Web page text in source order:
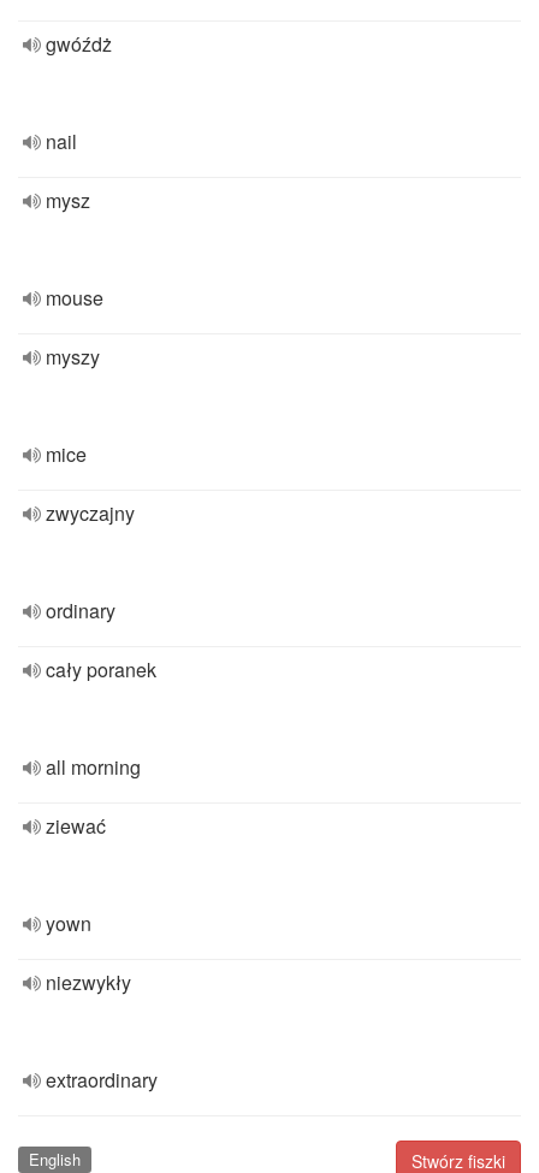
gwóźdż
nail
mysz
mouse
myszy
mice
zwyczajny
ordinary
cały poranek
all morning
ziewać
yown
niezwykły
extraordinary
Stwórz fiszki
English